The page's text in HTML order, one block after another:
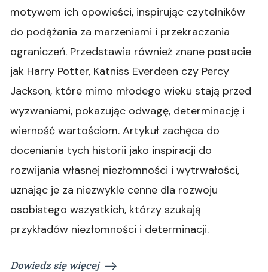
motywem ich opowieści, inspirując czytelników
do podążania za marzeniami i przekraczania
ograniczeń. Przedstawia również znane postacie
jak Harry Potter, Katniss Everdeen czy Percy
Jackson, które mimo młodego wieku stają przed
wyzwaniami, pokazując odwagę, determinację i
wierność wartościom. Artykuł zachęca do
doceniania tych historii jako inspiracji do
rozwijania własnej niezłomności i wytrwałości,
uznając je za niezwykle cenne dla rozwoju
osobistego wszystkich, którzy szukają
przykładów niezłomności i determinacji.
Dowiedz się więcej